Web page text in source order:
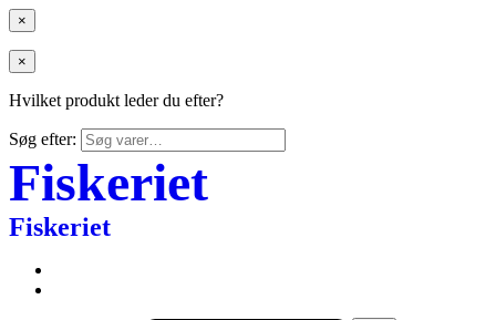
×
×
Hvilket produkt leder du efter?
Søg efter:
Fiskeriet
Fiskeriet